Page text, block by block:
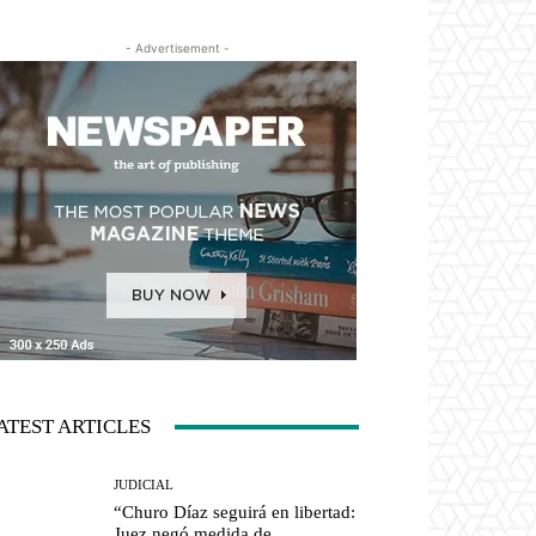
- Advertisement -
ARTICLES
JUDICIAL
“Churo Díaz seguirá en libertad: